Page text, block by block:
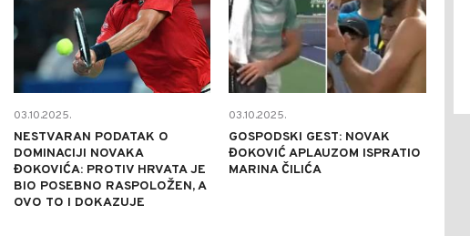
03.10.2025.
NESTVARAN PODATAK O
DOMINACIJI NOVAKA
ĐOKOVIĆA: PROTIV HRVATA JE
BIO POSEBNO RASPOLOŽEN, A
OVO TO I DOKAZUJE
03.10.2025.
GOSPODSKI GEST: NOVAK
ĐOKOVIĆ APLAUZOM ISPRATIO
MARINA ČILIĆA